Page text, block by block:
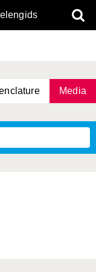
Media